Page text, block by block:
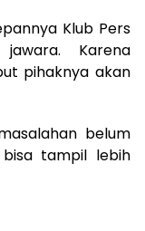
Klub Pers
Karena
pihaknya akan
belum
tampil lebih